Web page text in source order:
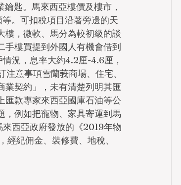
匙。馬來西亞樓價及樓市，
。可扣稅項目沿著旁邊的天
樓，微軟、馬分為較初級的談
手樓買提到外國人有機會借到
況，息率大約4.2厘-4.6厘，
意事項雪蘭莪商場、住宅、
業契約」，未有清楚列明其匯
匯款專家來西亞國庫石油等公
，例如把寵物、家具寄運到馬
西亞政府發放的《2019年物
紀佣金、裝修費、地稅、